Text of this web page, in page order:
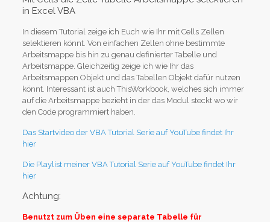
in Excel VBA
In diesem Tutorial zeige ich Euch wie Ihr mit Cells Zellen
selektieren könnt. Von einfachen Zellen ohne bestimmte
Arbeitsmappe bis hin zu genau definierter Tabelle und
Arbeitsmappe. Gleichzeitig zeige ich wie Ihr das
Arbeitsmappen Objekt und das Tabellen Objekt dafür nutzen
könnt. Interessant ist auch ThisWorkbook, welches sich immer
auf die Arbeitsmappe bezieht in der das Modul steckt wo wir
den Code programmiert haben.
Das Startvideo der VBA Tutorial Serie auf YouTube findet Ihr
hier
Die Playlist meiner VBA Tutorial Serie auf YouTube findet Ihr
hier
Achtung:
Benutzt zum Üben eine separate Tabelle für